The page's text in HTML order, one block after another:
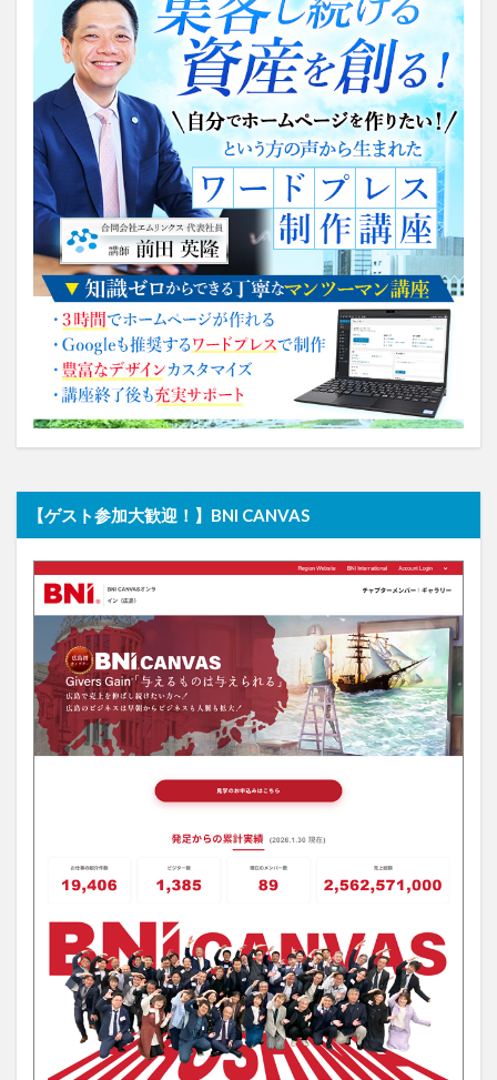
【ゲスト参加大歓迎！】BNI CANVAS